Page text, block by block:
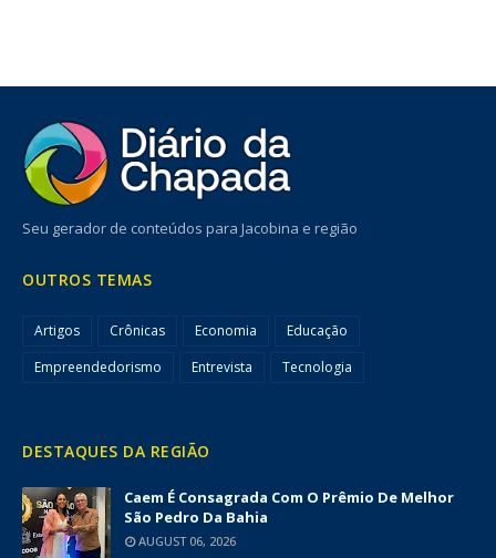
Seu gerador de conteúdos para Jacobina e região
OUTROS TEMAS
Artigos Crônicas Economia
Educação
Empreendedorismo
Entrevista Tecnologia
DESTAQUES DA REGIÃO
Caem É Consagrada Com O Prêmio De Melhor
São Pedro Da Bahia
AUGUST 06, 2026